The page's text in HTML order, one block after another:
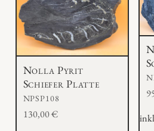
Nolla Pyrit
Schiefer Platte
NPSP108
130,00€